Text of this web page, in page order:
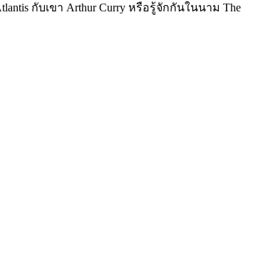
กับเขา Arthur Curry หรือรู้จักกันในนาม The